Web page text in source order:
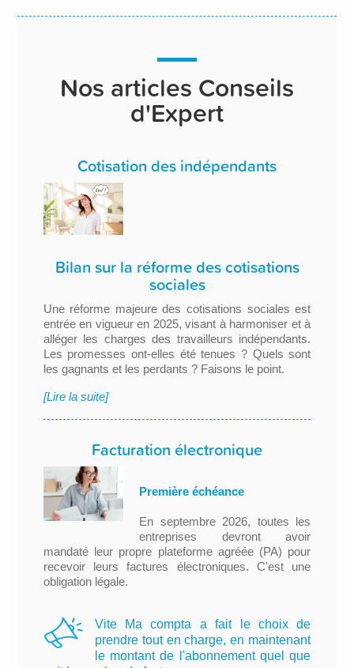
Nos articles Conseils
d'Expert
Cotisation des indépendants
Bilan sur la réforme des cotisations
sociales
Une réforme majeure des cotisations sociales est
entrée en vigueur en 2025, visant à harmoniser et à
alléger les charges des travailleurs indépendants.
Les promesses ont-elles été tenues ? Quels sont
les gagnants et les perdants ? Faisons le point.
[Lire la suite]
Facturation électronique
Première échéance
En septembre 2026, toutes les
entreprises devront avoir
mandaté leur propre plateforme agréée (PA) pour
recevoir leurs factures électroniques. C'est une
obligation légale.
Vite Ma compta a fait le choix de
prendre tout en charge, en maintenant
le montant de l'abonnement quel que